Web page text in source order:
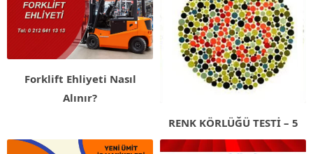
Forklift Ehliyeti Nasıl
Alınır?
RENK KÖRLÜĞÜ TESTİ – 5